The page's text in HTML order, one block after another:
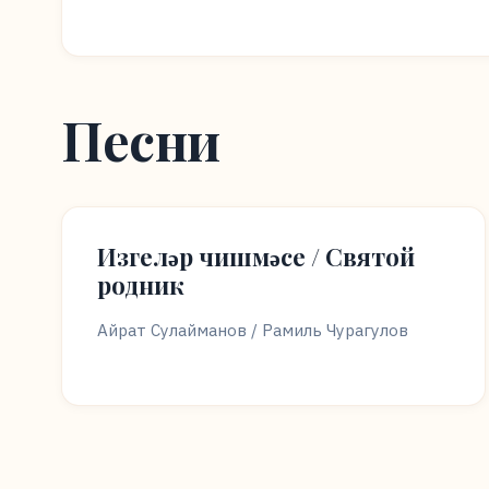
Песни
Изгеләр чишмәсе / Святой
родник
Айрат Сулайманов / Рамиль Чурагулов